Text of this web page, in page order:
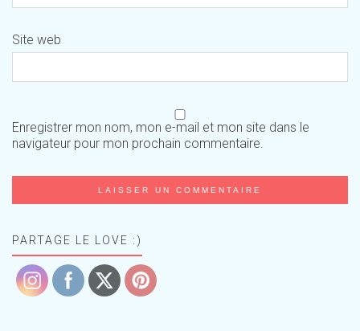
Site web
Enregistrer mon nom, mon e-mail et mon site dans le
navigateur pour mon prochain commentaire.
PARTAGE LE LOVE :)